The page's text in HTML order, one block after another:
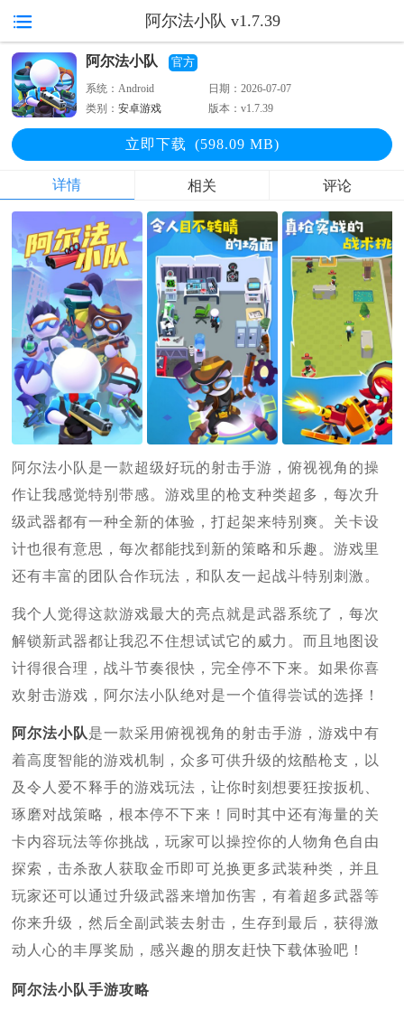
阿尔法小队 v1.7.39
阿尔法小队 官方
系统：Android 日期：2026-07-07
类别：安卓游戏 版本：v1.7.39
立即下载 (598.09 MB)
详情 相关 评论
阿尔法小队是一款超级好玩的射击手游，俯视视角的操
作让我感觉特别带感。游戏里的枪支种类超多，每次升
级武器都有一种全新的体验，打起架来特别爽。关卡设
计也很有意思，每次都能找到新的策略和乐趣。游戏里
还有丰富的团队合作玩法，和队友一起战斗特别刺激。
我个人觉得这款游戏最大的亮点就是武器系统了，每次
解锁新武器都让我忍不住想试试它的威力。而且地图设
计得很合理，战斗节奏很快，完全停不下来。如果你喜
欢射击游戏，阿尔法小队绝对是一个值得尝试的选择！
阿尔法小队是一款采用俯视视角的射击手游，游戏中有
着高度智能的游戏机制，众多可供升级的炫酷枪支，以
及令人爱不释手的游戏玩法，让你时刻想要狂按扳机、
琢磨对战策略，根本停不下来！同时其中还有海量的关
卡内容玩法等你挑战，玩家可以操控你的人物角色自由
探索，击杀敌人获取金币即可兑换更多武装种类，并且
玩家还可以通过升级武器来增加伤害，有着超多武器等
你来升级，然后全副武装去射击，生存到最后，获得激
动人心的丰厚奖励，感兴趣的朋友赶快下载体验吧！
阿尔法小队手游攻略